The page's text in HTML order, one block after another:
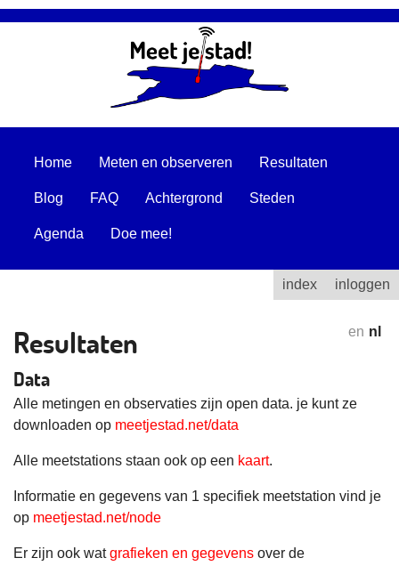
Home Meten en observeren Resultaten
Blog FAQ Achtergrond Steden
Agenda Doe mee!
index inloggen
Resultaten en nl
Data
Alle metingen en observaties zijn open data. je kunt ze
downloaden op meetjestad.net/data
Alle meetstations staan ook op een kaart.
Informatie en gegevens van 1 specifiek meetstation vind je
op meetjestad.net/node
Er zijn ook watgrafieken en gegevens over de